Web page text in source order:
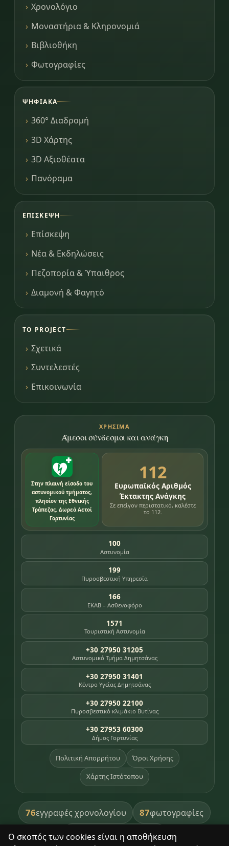
Ο σκοπός των cookies είναι η αποθήκευση
Χρονολόγιο
Μοναστήρια & Κληρονομιά
Βιβλιοθήκη
Φωτογραφίες
ΨΗΦΙΑΚΆ
360° Διαδρομή
3D Χάρτης
3D Αξιοθέατα
Πανόραμα
ΕΠΊΣΚΕΨΗ
Επίσκεψη
Νέα & Εκδηλώσεις
Πεζοπορία & Ύπαιθρος
Διαμονή & Φαγητό
ΤΟ PROJECT
Σχετικά
Συντελεστές
Επικοινωνία
ΧΡΉΣΙΜΑ
Άμεσοι σύνδεσμοι και ανάγκη
Στην πλαινή είσοδο του
αστυνομικού τμήματος,
πλησίον της Εθνικής
Τράπεζας. Δωρεά Αετοί
Γορτυνίας
112
Ευρωπαϊκός Αριθμός
Έκτακτης Ανάγκης
Σε επείγον περιστατικό, καλέστε
το 112.
100
Αστυνομία
199
Πυροσβεστική Υπηρεσία
166
ΕΚΑΒ – Ασθενοφόρο
1571
Τουριστική Αστυνομία
+30 27950 31205
Αστυνομικό Τμήμα Δημητσάνας
+30 27950 31401
Κέντρο Υγείας Δημητσάνας
+30 27950 22100
Πυροσβεστικό κλιμάκιο Βυτίνας
+30 27953 60300
Δήμος Γορτυνίας
Πολιτική Απορρήτου Όροι Χρήσης
Χάρτης Ιστότοπου
76εγγραφές χρονολογίου 87φωτογραφίες
391βιβλία βιβλιοθήκης